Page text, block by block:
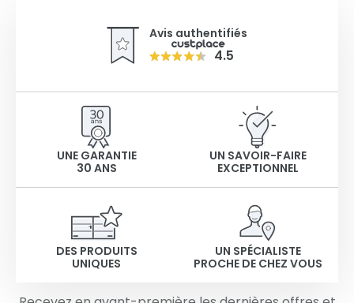
Avis authentifiés
4.5
UNE GARANTIE
30 ANS
UN SAVOIR-FAIRE
EXCEPTIONNEL
DES PRODUITS
UNIQUES
UN SPÉCIALISTE
PROCHE DE CHEZ VOUS